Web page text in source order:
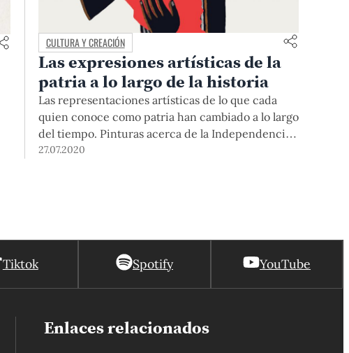
CULTURA Y CREACIÓN
Las expresiones artísticas de la
patria a lo largo de la historia
Las representaciones artísticas de lo que cada
quien conoce como patria han cambiado a lo largo
del tiempo. Pinturas acerca de la Independencia,
cerámicas andinas y diseños históricos son
27.07.2020
Tiktok Spotify YouTube
Enlaces relacionados